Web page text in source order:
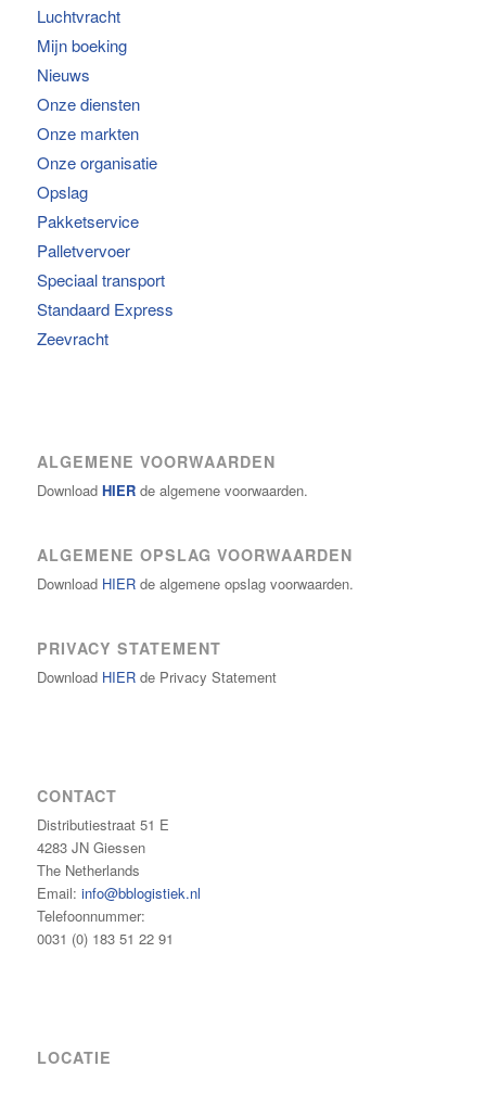
Luchtvracht
Mijn boeking
Nieuws
Onze diensten
Onze markten
Onze organisatie
Opslag
Pakketservice
Palletvervoer
Speciaal transport
Standaard Express
Zeevracht
ALGEMENE VOORWAARDEN
Download HIERde algemene voorwaarden.
ALGEMENE OPSLAG VOORWAARDEN
Download HIERde algemene opslag voorwaarden.
PRIVACY STATEMENT
Download HIERde Privacy Statement
CONTACT
Distributiestraat 51 E
4283 JN Giessen
The Netherlands
Email: info@bblogistiek.nl
Telefoonnummer:
0031 (0) 183 51 22 91
LOCATIE